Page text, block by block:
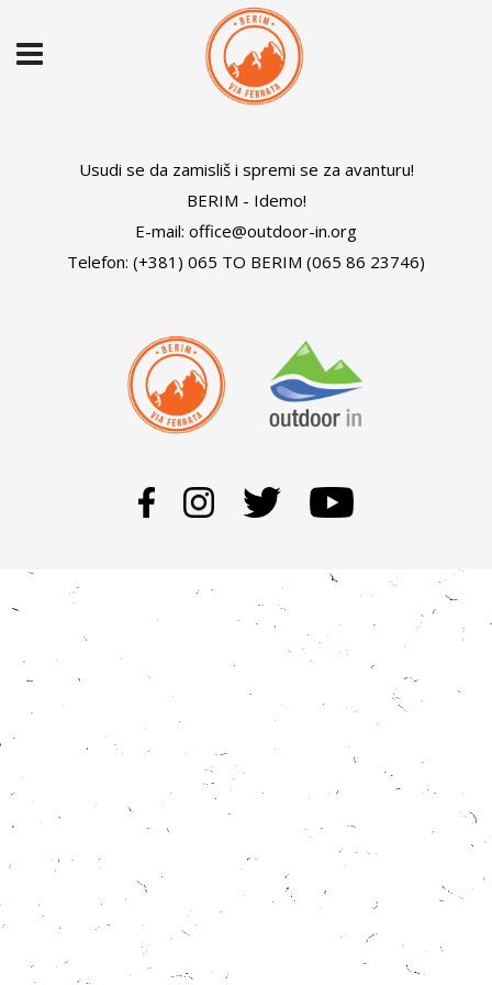
Usudi se da zamisliš i spremi se za avanturu!
BERIM - Idemo!
E-mail: office@outdoor-in.org
Telefon: (+381) 065 TO BERIM (065 86 23746)